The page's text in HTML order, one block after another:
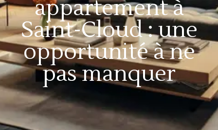
appartement à
Saint-Cloud : une
opportunité à ne
pas manquer